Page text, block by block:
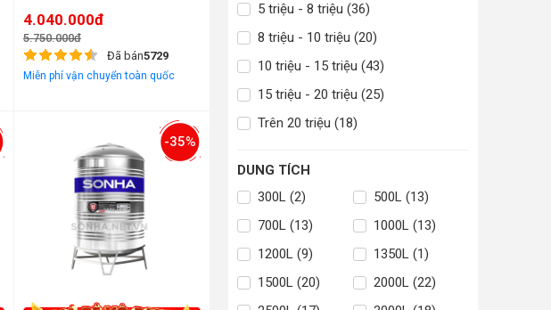
4.040.000đ
5.750.000đ
Đã bán5729
Miễn phí vận chuyển toàn quốc
-35%
5 triệu - 8 triệu (36)
8 triệu - 10 triệu (20)
10 triệu - 15 triệu (43)
15 triệu - 20 triệu (25)
Trên 20 triệu (18)
DUNG TÍCH
300L (2)
500L (13)
700L (13)
1000L (13)
1200L (9)
1350L (1)
1500L (20)
2000L (22)